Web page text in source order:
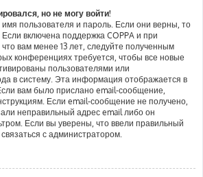
но не могу войти!
пользователя и пароль. Если они верны, то
включена поддержка COPPA и при
вам менее 13 лет, следуйте полученным
конференциях требуется, чтобы все новые
пользователями или
в систему. Эта информация отображается в
вам было прислано email-сообщение,
Если email-сообщение не получено,
неправильный адрес email либо он
Если вы уверены, что ввели правильный
с администратором.